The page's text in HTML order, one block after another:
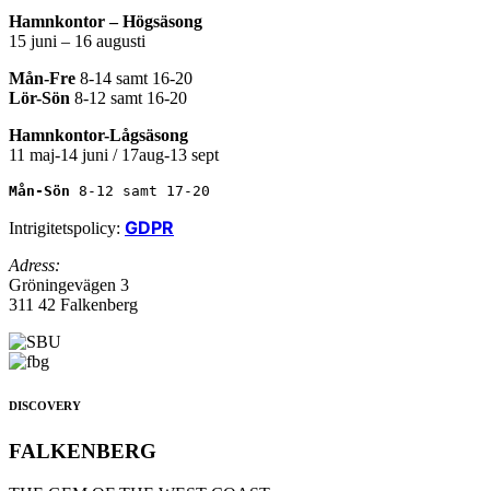
Hamnkontor – Högsäsong
15 juni – 16 augusti
Mån-Fre 8-14 samt 16-20
Lör-Sön 8-12 samt 16-20
Hamnkontor-Lågsäsong
11 maj-14 juni / 17aug-13 sept
Mån-Sön 8-12 samt 17-20
Intrigitetspolicy: GDPR
Adress:
Gröningevägen 3
311 42 Falkenberg
DISCOVERY
FALKENBERG